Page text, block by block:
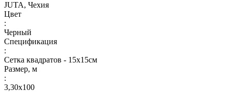
JUTA, Чехия
Цвет
:
Черный
Спецификация
:
Сетка квадратов - 15х15см
Размер, м
:
3,30х100